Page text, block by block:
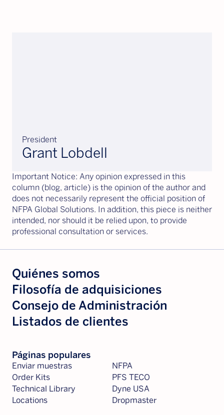
President
Grant Lobdell
Important Notice: Any opinion expressed in this
column (blog, article) is the opinion of the author and
does not necessarily represent the official position of
NFPA Global Solutions. In addition, this piece is neither
intended, nor should it be relied upon, to provide
professional consultation or services.
Quiénes somos
Filosofía de adquisiciones
Consejo de Administración
Listados de clientes
Páginas populares
Enviar muestras
Order Kits
Technical Library
Locations
NFPA
PFS TECO
Dyne USA
Dropmaster